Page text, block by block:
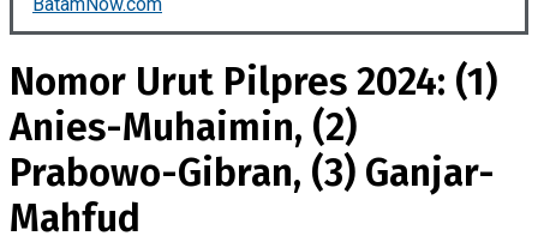
Nomor Urut Pilpres 2024: (1)
Anies-Muhaimin, (2)
Prabowo-Gibran, (3) Ganjar-
Mahfud